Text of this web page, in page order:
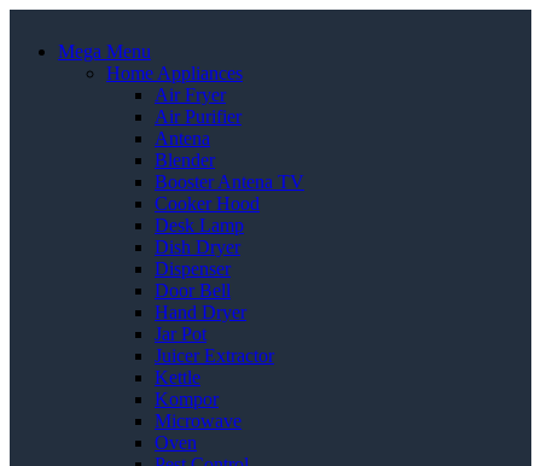
Mega Menu
Home Appliances
Air Fryer
Air Purifier
Antena
Blender
Booster Antena TV
Cooker Hood
Desk Lamp
Dish Dryer
Dispenser
Door Bell
Hand Dryer
Jar Pot
Juicer Extractor
Kettle
Kompor
Microwave
Oven